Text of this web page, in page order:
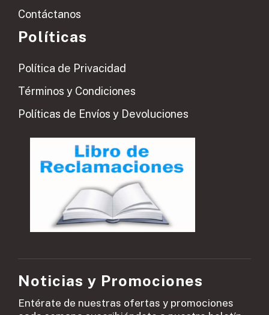
Contáctanos
Políticas
Política de Privacidad
Términos y Condiciones
Políticas de Envíos y Devoluciones
Noticias y Promociones
Entérate de nuestras ofertas y promociones